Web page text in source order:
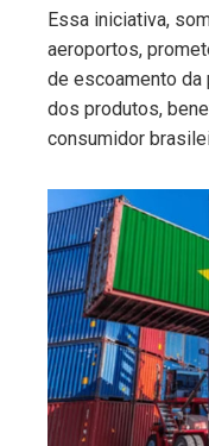
Essa iniciativa,
aeroportos,
de escoamento da
dos produtos,
consumidor